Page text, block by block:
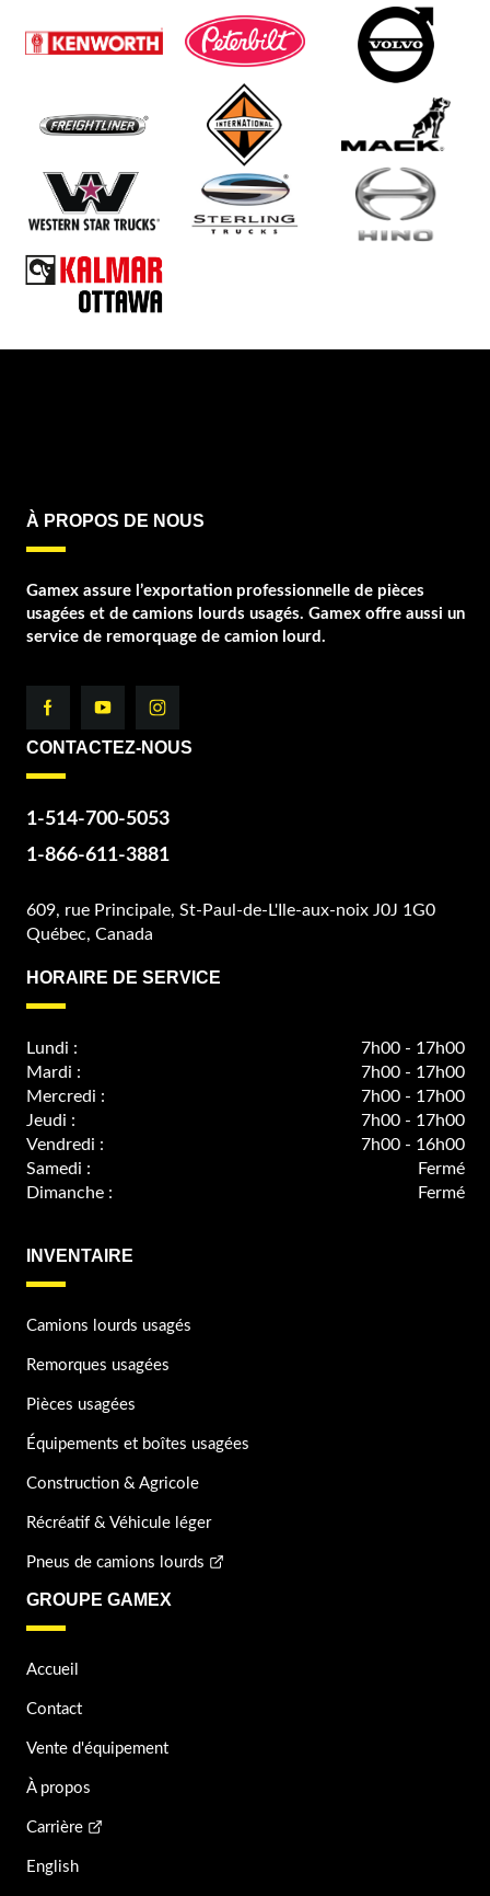
À PROPOS DE NOUS
Gamex assure l’exportation professionnelle de pièces
usagées et de camions lourds usagés. Gamex offre aussi un
service de remorquage de camion lourd.
CONTACTEZ-NOUS
1-514-700-5053
1-866-611-3881
609, rue Principale, St-Paul-de-L'Ile-aux-noix J0J 1G0
Québec, Canada
HORAIRE DE SERVICE
Lundi :
7h00 - 17h00
Mardi :
7h00 - 17h00
Mercredi :
7h00 - 17h00
Jeudi :
7h00 - 17h00
Vendredi :
7h00 - 16h00
Samedi :
Fermé
Dimanche :
Fermé
INVENTAIRE
Camions lourds usagés
Remorques usagées
Pièces usagées
Équipements et boîtes usagées
Construction & Agricole
Récréatif & Véhicule léger
Pneus de camions lourds
GROUPE GAMEX
Accueil
Contact
Vente d'équipement
À propos
Carrière
English